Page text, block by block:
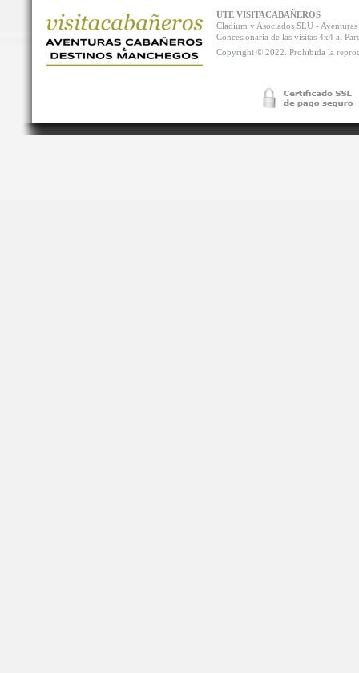
UTE VISITACABAÑEROS
Cladium y Asociados SLU -
Concesionaria de las visitas 4x4 al
Copyright © 2022. Prohibida la